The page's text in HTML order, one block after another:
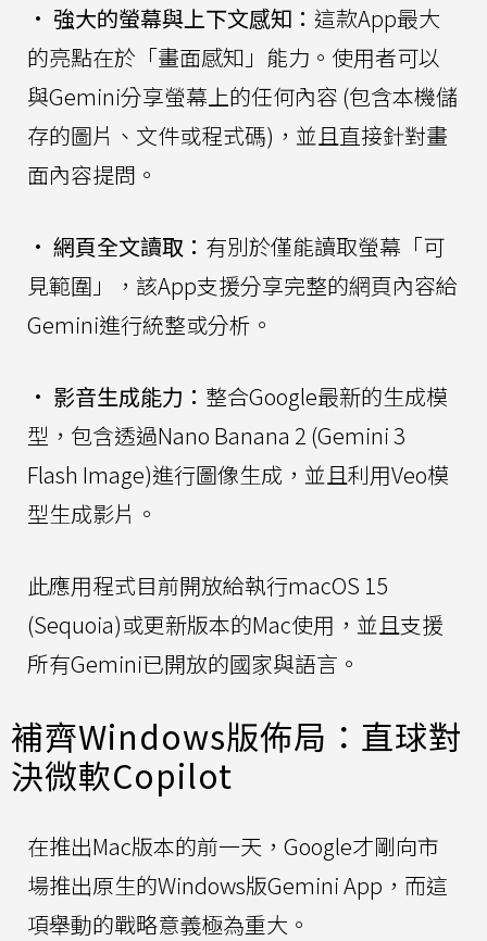
• 強大的螢幕與上下文感知： 這款App最大
的亮點在於「畫面感知」能力。使用者可以
與Gemini分享螢幕上的任何內容 (包含本機儲
存的圖片、文件或程式碼)，並且直接針對畫
面內容提問。
• 網頁全文讀取： 有別於僅能讀取螢幕「可
見範圍」，該App支援分享完整的網頁內容給
Gemini進行統整或分析。
• 影音生成能力： 整合Google最新的生成模
型，包含透過Nano Banana 2 (Gemini 3
Flash Image)進行圖像生成，並且利用Veo模
型生成影片。
此應用程式目前開放給執行macOS 15
(Sequoia)或更新版本的Mac使用，並且支援
所有Gemini已開放的國家與語言。
補齊Windows版佈局：直球對
決微軟Copilot
在推出Mac版本的前一天，Google才剛向市
場推出原生的Windows版Gemini App，而這
項舉動的戰略意義極為重大。